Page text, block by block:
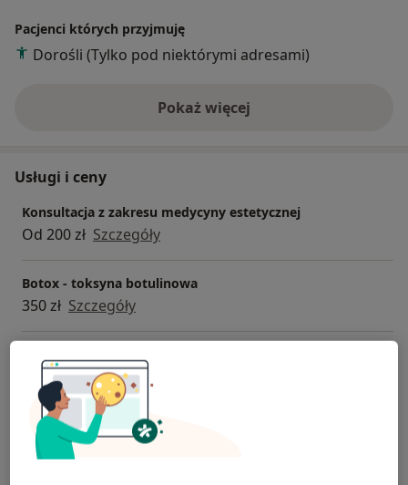
Dodatkowo przy zabiegach medycyny estetycznej
dzięki temu zabieg będzie bezbolesny.
Pacjenci których przyjmuję
Dorośli (Tylko pod niektórymi adresami)
Pokaż więcejo doświadczeniu
Usługi i ceny
Konsultacja z zakresu medycyny estetycznej
Od 200 zł Szczegóły
Botox - toksyna botulinowa
350 zł Szczegóły
600 zł Szczegóły
Mezoterapia igłowa
400 zł Szczegóły